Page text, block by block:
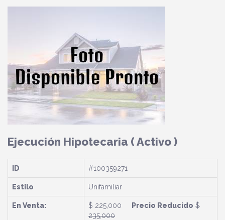
Ejecución Hipotecaria ( Activo )
ID #100359271
Estilo Unifamiliar
En Venta: $ 225,000 Precio Reducido $
235,000